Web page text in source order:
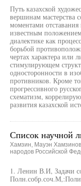
Путь казахской
вершинам мастерства
моментами отставания
известным
диалектике как
борьбой
чертах характера или
стимулирующем
односторонности в
противников. Кроме
прогрессивного
схематизм,
развития казахской
Список научной
Хамзин, Мауэн
народов Российской
1. Ленин В.И, Задачи